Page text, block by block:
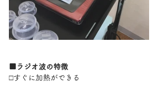
■ラジオ波の特徴
□すぐに加熱ができる